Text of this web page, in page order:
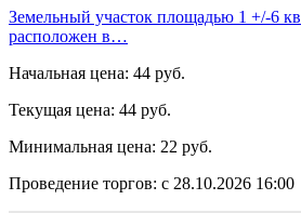
Земельный участок площадью 1 +/-6
расположен в…
Начальная цена: 44 руб.
Текущая цена: 44 руб.
Минимальная цена: 22 руб.
Проведение торгов: с 28.10.2026 16:00